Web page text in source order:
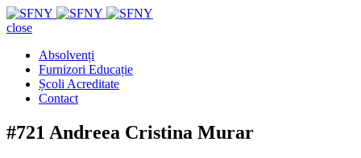
close
Absolvenți
Furnizori Educație
Școli Acreditate
Contact
#721 Andreea Cristina Murar